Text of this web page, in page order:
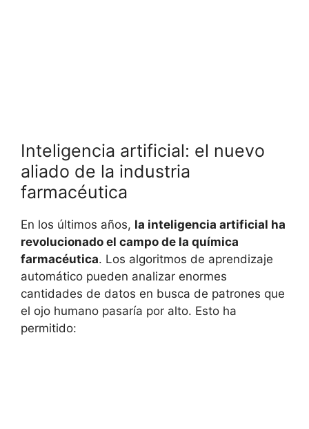
Inteligencia artificial: el nuevo
aliado de la industria
farmacéutica
En los últimos años, la inteligencia artificial ha
revolucionado el campo de la química
farmacéutica. Los algoritmos de aprendizaje
automático pueden analizar enormes
cantidades de datos en busca de patrones que
el ojo humano pasaría por alto. Esto ha
permitido: